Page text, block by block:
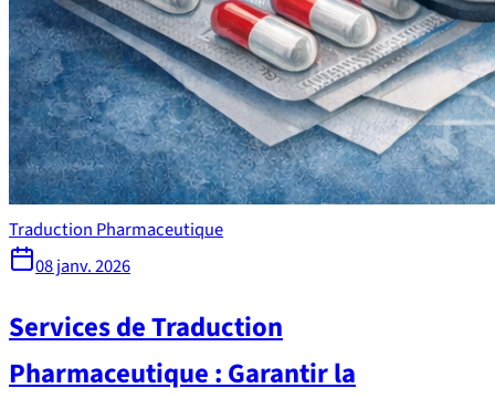
Traduction Pharmaceutique
08 janv. 2026
Services de Traduction
Pharmaceutique : Garantir la